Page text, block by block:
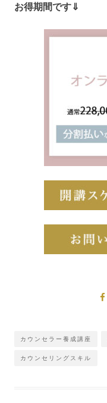
お得期間です⇓
カウンセラー養成講座
カウンセリングスキル